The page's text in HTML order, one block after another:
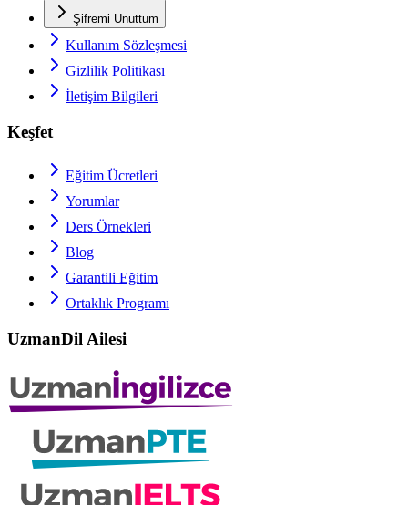
Şifremi Unuttum
Kullanım Sözleşmesi
Gizlilik Politikası
İletişim Bilgileri
Keşfet
Eğitim Ücretleri
Yorumlar
Ders Örnekleri
Blog
Garantili Eğitim
Ortaklık Programı
UzmanDil Ailesi